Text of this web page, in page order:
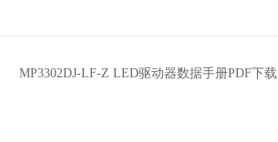
MP3302DJ-LF-Z LED驱动器数据手册PDF下载